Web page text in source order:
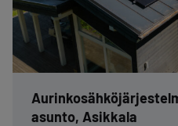
asunto, Asikkala